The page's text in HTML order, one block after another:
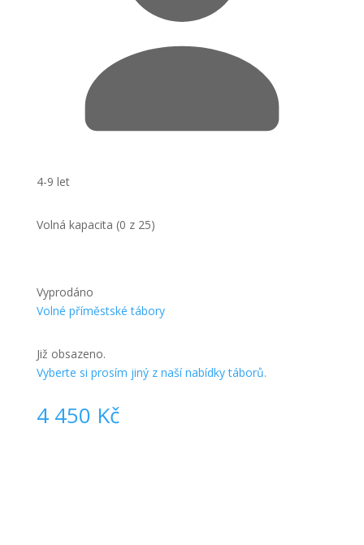
4-9 let
Volná kapacita (0 z 25)
Vyprodáno
Volné příměstské tábory
Již obsazeno.
Vyberte si prosím jiný z naší nabídky táborů.
4 450 Kč